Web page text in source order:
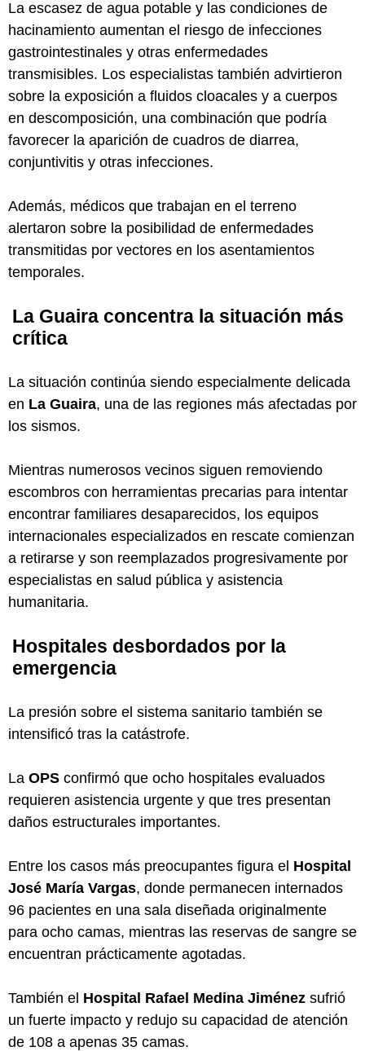
La escasez de agua potable y las condiciones de
hacinamiento aumentan el riesgo de infecciones
gastrointestinales y otras enfermedades
transmisibles. Los especialistas también advirtieron
sobre la exposición a fluidos cloacales y a cuerpos
en descomposición, una combinación que podría
favorecer la aparición de cuadros de diarrea,
conjuntivitis y otras infecciones.
Además, médicos que trabajan en el terreno
alertaron sobre la posibilidad de enfermedades
transmitidas por vectores en los asentamientos
temporales.
La Guaira concentra la situación más
crítica
La situación continúa siendo especialmente delicada
en La Guaira, una de las regiones más afectadas por
los sismos.
Mientras numerosos vecinos siguen removiendo
escombros con herramientas precarias para intentar
encontrar familiares desaparecidos, los equipos
internacionales especializados en rescate comienzan
a retirarse y son reemplazados progresivamente por
especialistas en salud pública y asistencia
humanitaria.
Hospitales desbordados por la
emergencia
La presión sobre el sistema sanitario también se
intensificó tras la catástrofe.
La OPS confirmó que ocho hospitales evaluados
requieren asistencia urgente y que tres presentan
daños estructurales importantes.
Entre los casos más preocupantes figura el Hospital
José María Vargas, donde permanecen internados
96 pacientes en una sala diseñada originalmente
para ocho camas, mientras las reservas de sangre se
encuentran prácticamente agotadas.
También el Hospital Rafael Medina Jiménez sufrió
un fuerte impacto y redujo su capacidad de atención
de 108 a apenas 35 camas.